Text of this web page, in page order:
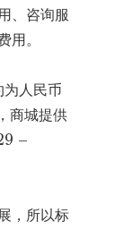
、咨询服
用。
人民币
商城提供
–
，所以标